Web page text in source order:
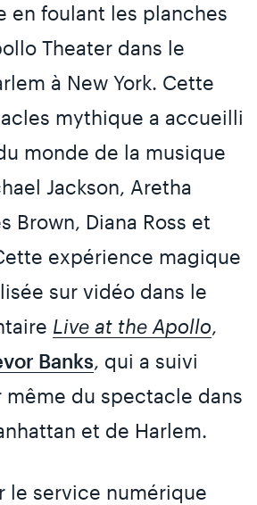
en foulant les planches
Theater dans le
à New York. Cette
mythique a accueilli
monde de la musique
Jackson, Aretha
Brown, Diana Ross et
expérience magique
sur vidéo dans le
Live at the Apollo,
Banks, qui a suivi
même du spectacle dans
et de Harlem.
le service numérique